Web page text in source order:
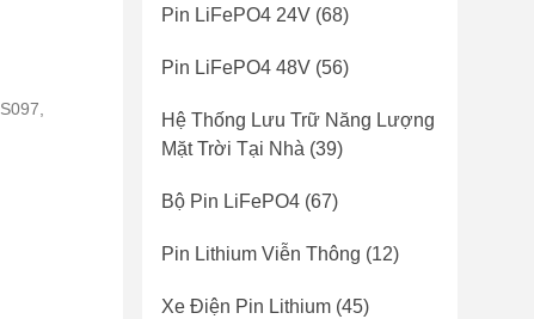
Pin LiFePO4 24V (68)
Pin LiFePO4 48V (56)
Hệ Thống Lưu Trữ Năng Lượng
Mặt Trời Tại Nhà (39)
Bộ Pin LiFePO4 (67)
Pin Lithium Viễn Thông (12)
Xe Điện Pin Lithium (45)